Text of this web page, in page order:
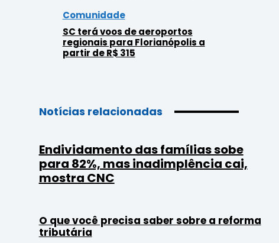
Comunidade
SC terá voos de aeroportos
regionais para Florianópolis a
partir de R$ 315
Notícias relacionadas
Endividamento das famílias sobe
para 82%, mas inadimplência cai,
mostra CNC
O que você precisa saber sobre a reforma
tributária